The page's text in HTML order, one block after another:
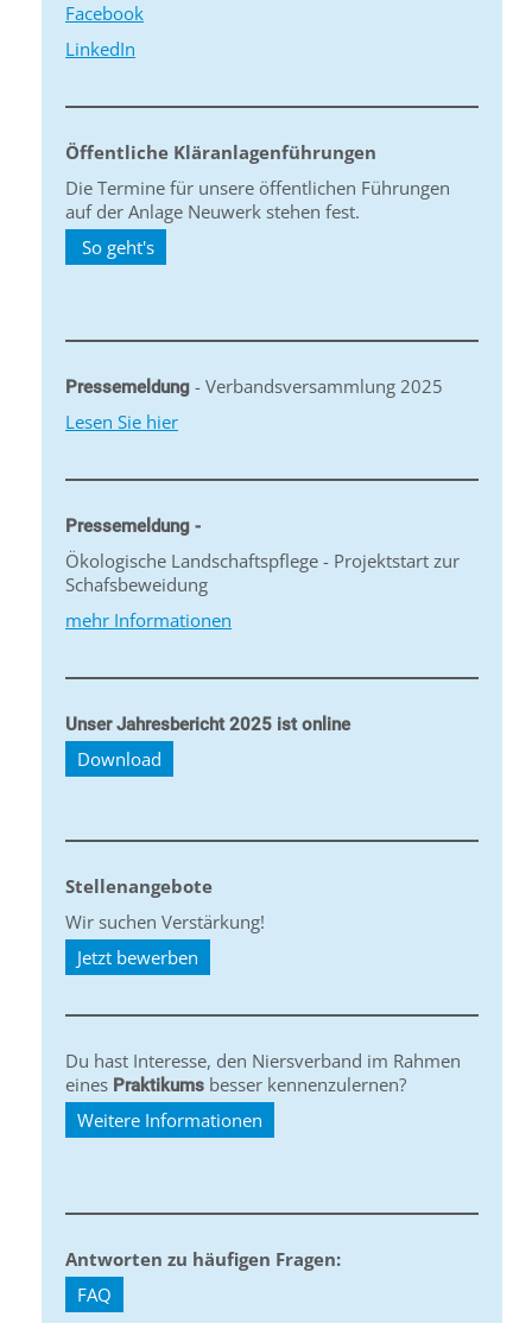
Facebook
LinkedIn
Öffentliche Kläranlagenführungen
Die Termine für unsere öffentlichen Führungen
auf der Anlage Neuwerk stehen fest.
So geht's
Pressemeldung - Verbandsversammlung 2025
Lesen Sie hier
Pressemeldung -
Ökologische Landschaftspflege - Projektstart zur
Schafsbeweidung
mehr Informationen
Unser Jahresbericht 2025 ist online
Download
Stellenangebote
Wir suchen Verstärkung!
Jetzt bewerben
Du hast Interesse, den Niersverband im Rahmen
eines Praktikums besser kennenzulernen?
Weitere Informationen
Antworten zu häufigen Fragen:
FAQ